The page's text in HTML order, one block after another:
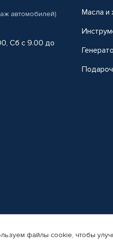
автомобилей)
Сб с 9.00 до
Масла и
2026. Все права защищены.
файлы cookie, чтобы